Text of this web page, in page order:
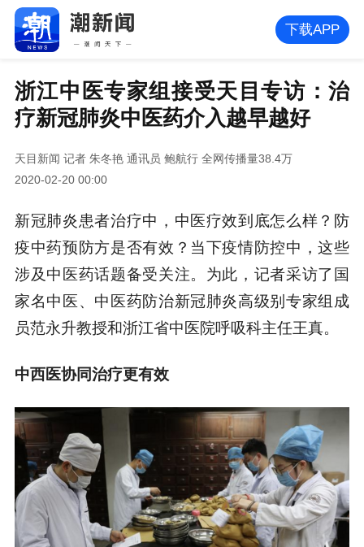
下载APP
浙江中医专家组接受天目专访：治
疗新冠肺炎中医药介入越早越好
天目新闻 记者 朱冬艳 通讯员 鲍航行 全网传播量38.4万
2020-02-20 00:00
新冠肺炎患者治疗中，中医疗效到底怎么样？防
疫中药预防方是否有效？当下疫情防控中，这些
涉及中医药话题备受关注。为此，记者采访了国
家名中医、中医药防治新冠肺炎高级别专家组成
员范永升教授和浙江省中医院呼吸科主任王真。
中西医协同治疗更有效